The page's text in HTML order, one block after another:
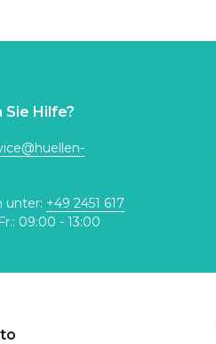
Sie Hilfe?
unter: +49 2451 617
09:00 - 13:00